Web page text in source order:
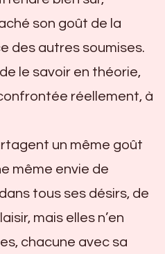
son goût de la
des autres soumises.
le savoir en théorie,
réellement, à
un même goût
même envie de
tous ses désirs, de
mais elles n’en
chacune avec sa